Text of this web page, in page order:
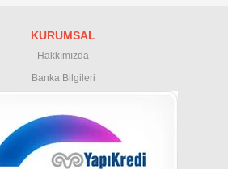
KURUMSAL
Hakkımızda
Banka Bilgileri